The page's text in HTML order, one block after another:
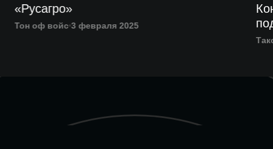
«Русагро»
Тон оф войс 3 февраля 2025